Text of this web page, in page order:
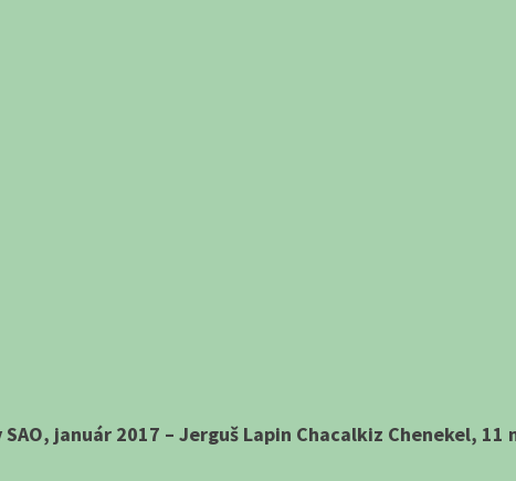
január 2017 – Jerguš Lapin Chacalkiz Chenekel, 11